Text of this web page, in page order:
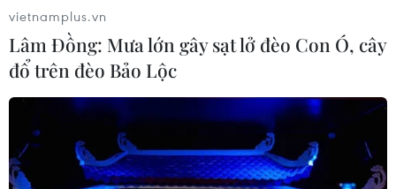
Giao Thủy được dỡ bỏ phong tỏa
30/11/2021 06:31
Theo Ban Chỉ đạo phòng, chống dịch COVID-19 huyện
Giao Thủy, tỉnh Nam Định đã 23 ngày từ ngày ghi nhận
ca mắc COVID-19 đầu tiên, 12 trong tổng số 18 xóm của
xã Hồng Thuận không ghi nhận ca mắc mới.
vietnamplus.vn
Lâm Đồng: Mưa lớn gây sạt lở đèo Con Ó, cây
đổ trên đèo Bảo Lộc